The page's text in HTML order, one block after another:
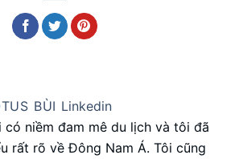
BÙI Linkedin
có niềm đam mê du lịch và tôi đã
rất rõ về Đông Nam Á. Tôi cũng